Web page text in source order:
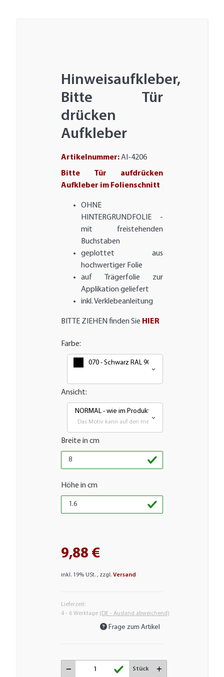
Hinweisaufkleber,
Bitte Tür
drücken
Aufkleber
Artikelnummer:AI-4206
Bitte Tür aufdrücken
Aufkleber im Folienschnitt
OHNE
HINTERGRUNDFOLIE -
mit freistehenden
Buchstaben
geplottet aus
hochwertiger Folie
auf Trägerfolie zur
Applikation geliefert
inkl. Verklebeanleitung
BITTE ZIEHEN finden Sie HIER
Farbe:
070 - Schwarz RAL 9005
Ansicht:
NORMAL - wie im Produktbild
Das Motiv kann auf den meisten glatten Flächen
Breite in cm
Höhe in cm
9,88 €
inkl. 19% USt. , zzgl.Versand
Lieferzeit:
4 - 6 Werktage (DE - Ausland abweichend)
Frage zum Artikel
Stück